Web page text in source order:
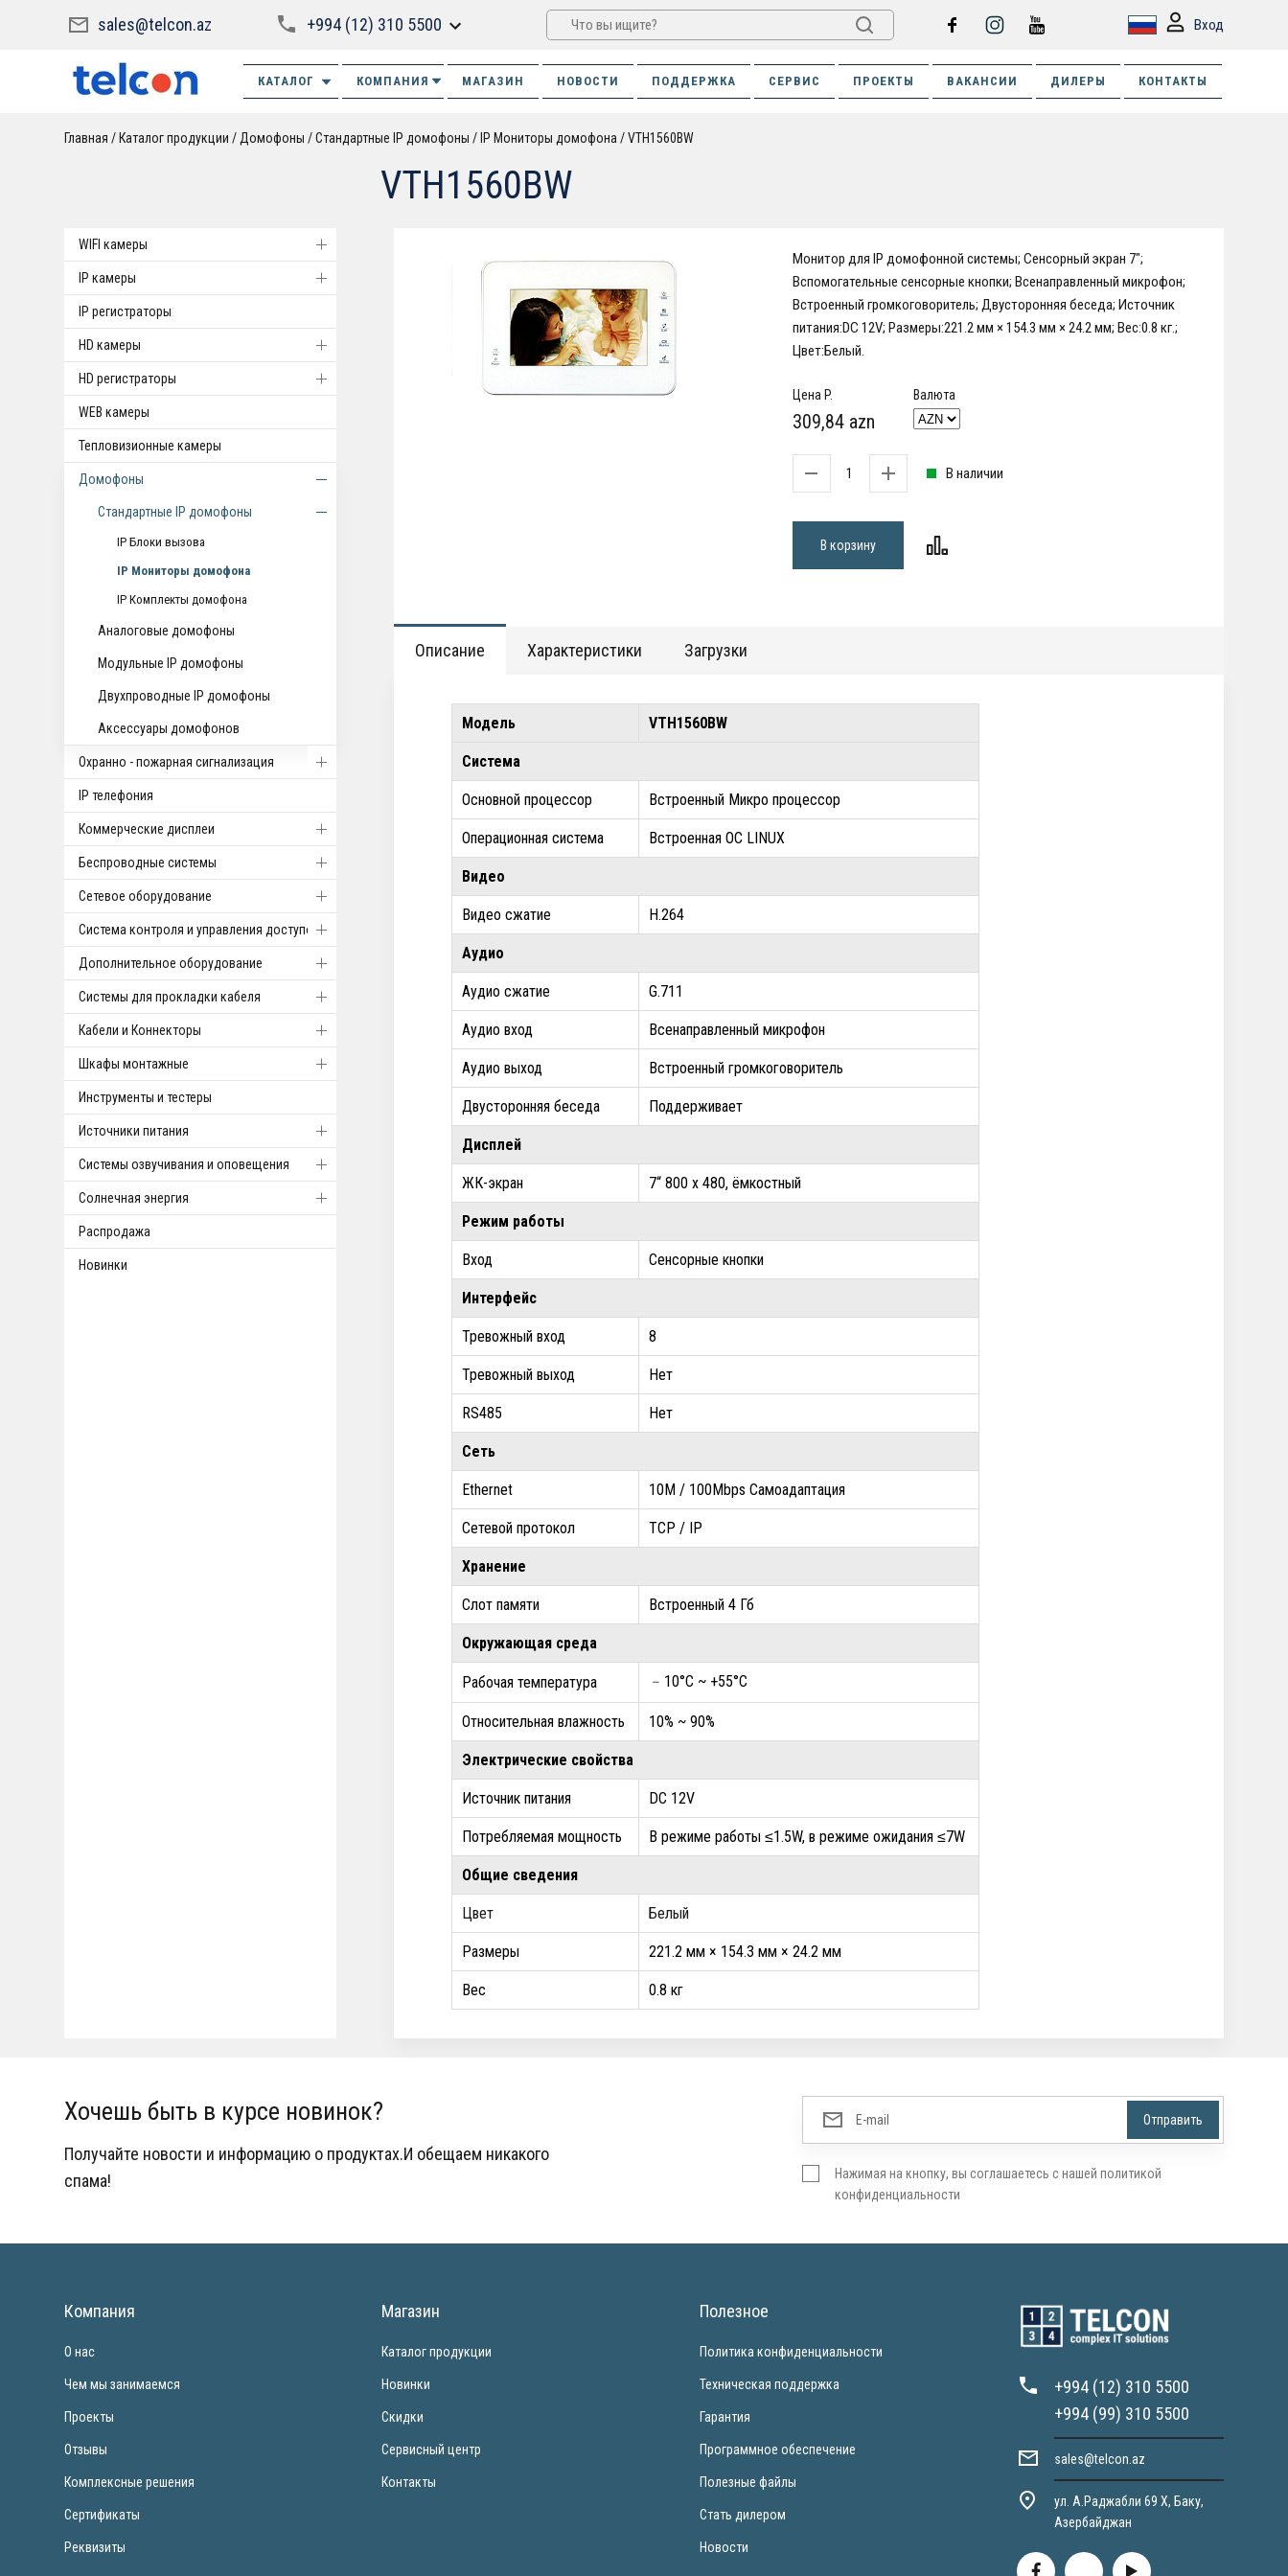
sales@telcon.az +994 (12) 310 5500 Вход
КАТАЛОГ КОМПАНИЯ МАГАЗИН НОВОСТИ ПОДДЕРЖКА СЕРВИС ПРОЕКТЫ ВАКАНСИИ ДИЛЕРЫ КОНТАКТЫ
Главная Каталог продукции Домофоны Стандартные IP домофоны IP Мониторы домофона VTH1560BW
VTH1560BW
WIFI камеры
IP камеры
IP регистраторы
HD камеры
HD регистраторы
WEB камеры
Тепловизионные камеры
Домофоны
Стандартные IP домофоны
IP Блоки вызова
IP Мониторы домофона
IP Комплекты домофона
Аналоговые домофоны
Модульные IP домофоны
Двухпроводные IP домофоны
Аксессуары домофонов
Охранно - пожарная сигнализация
IP телефония
Коммерческие дисплеи
Беспроводные системы
Cетевое оборудование
Система контроля и управления доступом
Дополнительное оборудование
Системы для прокладки кабеля
Кабели и Коннекторы
Шкафы монтажные
Инструменты и тестеры
Источники питания
Системы озвучивания и оповещения
Солнечная энергия
Распродажа
Новинки
Цена P.
309,84 azn
Валюта
В наличии
В корзину
Монитор для IP домофонной системы; Сенсорный экран 7";
Вспомогательные сенсорные кнопки; Всенаправленный микрофон;
Встроенный громкоговоритель; Двусторонняя беседа; Источник
питания:DC 12V; Размеры:221.2 мм × 154.3 мм × 24.2 мм; Вес:0.8 кг.;
Цвет:Белый.
Описание Характеристики Загрузки
Модель VTH1560BW
Система
Основной процессор Встроенный Микро процессор
Операционная система Встроенная ОС LINUX
Видео
Видео сжатие H.264
Аудио
Аудио сжатие G.711
Аудио вход Всенаправленный микрофон
Аудио выход Встроенный громкоговоритель
Двусторонняя беседа Поддерживает
Дисплей
ЖК-экран 7“ 800 x 480, ёмкостный
Режим работы
Вход Сенсорные кнопки
Интерфейс
Тревожный вход 8
Тревожный выход Нет
RS485 Нет
Сеть
Ethernet 10M / 100Mbps Самоадаптация
Сетевой протокол TCP / IP
Хранение
Слот памяти Встроенный 4 Гб
Окружающая среда
Рабочая температура ﹣10°C ~ +55°C
Относительная влажность 10% ~ 90%
Электрические свойства
Источник питания DC 12V
Потребляемая мощность В режиме работы ≤1.5W, в режиме ожидания ≤7W
Общие сведения
Цвет Белый
Размеры 221.2 мм × 154.3 мм × 24.2 мм
Вес 0.8 кг
Хочешь быть в курсе новинок?
Получайте новости и информацию о продуктах.И обещаем никакого
спама!
Нажимая на кнопку, вы соглашаетесь с нашей политикой
конфиденциальности
Компания
О нас
Чем мы занимаемся
Проекты
Отзывы
Комплексные решения
Сертификаты
Реквизиты
Магазин
Каталог продукции
Новинки
Скидки
Сервисный центр
Контакты
Полезное
Политика конфиденциальности
Техническая поддержка
Гарантия
Программное обеспечение
Полезные файлы
Стать дилером
Новости
+994 (12) 310 5500
+994 (99) 310 5500
sales@telcon.az
ул. А.Раджабли 69 X, Баку,
Азербайджан